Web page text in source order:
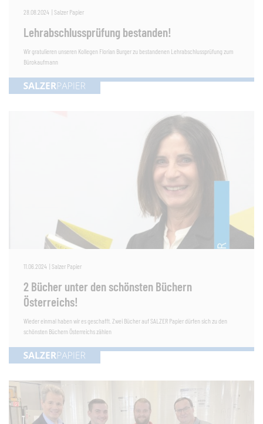
28.08.2024 | Salzer Papier
Lehrabschlussprüfung bestanden!
Wir gratulieren unseren Kollegen Florian Burger zu bestandenen Lehrabschlussprüfung zum
Bürokaufmann
11.06.2024 | Salzer Papier
2 Bücher unter den schönsten Büchern
Österreichs!
Wieder einmal haben wir es geschafft. Zwei Bücher auf SALZER Papier dürfen sich zu den
schönsten Büchern Österreichs zählen